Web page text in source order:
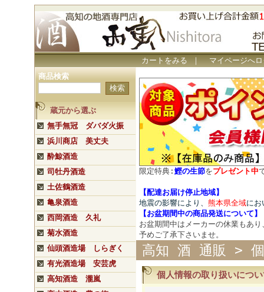
カートをみる ｜
マイページへ
商品検索
蔵元から選ぶ
無手無冠 ダバダ火振
浜川商店 美丈夫
酔鯨酒造
司牡丹酒造
土佐鶴酒造
亀泉酒造
西岡酒造 久礼
菊水酒造
仙頭酒造場 しらぎく
有光酒造場 安芸虎
高知酒造 瀧嵐
限定特典: 鰹の生節をプレゼント中
【配達お届け停止地域】
地震の影響により、 熊本県全域にお
【お盆期間中の商品発送について 】
お盆期間中はメーカーの休業もあ
予めご了承下さいませ。
高知 酒 通販 >
個人情報の取り扱いにつ